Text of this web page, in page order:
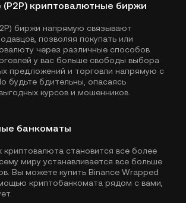
криптовалютные биржи
биржи напрямую связывают
позволяя покупать или
через различные способов
у вас больше свободы выбора
предложений и торговли напрямую с
будьте бдительны, опасаясь
курсов и мошенников.
банкоматы
криптовалюта становится все более
миру устанавливается все больше
Вы можете купить Binance Wrapped
криптобанкомата рядом с вами,